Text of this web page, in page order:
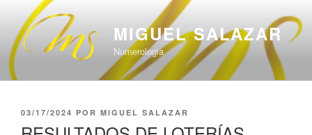
contenido
MIGUEL SALAZAR
Numerologia
PUBLICADO
03/17/2024 POR MIGUEL SALAZAR